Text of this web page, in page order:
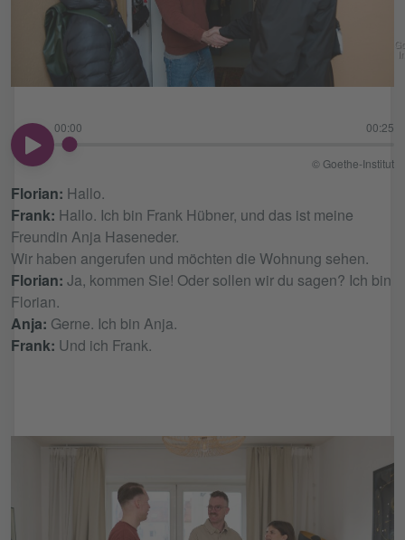
00:00 00:25
00:00
© Goethe-Institut
Florian: Hallo.
Frank: Hallo. Ich bin Frank Hübner, und das ist meine
Freundin Anja Haseneder.
Wir haben angerufen und möchten die Wohnung sehen.
Florian: Ja, kommen Sie! Oder sollen wir du sagen? Ich bin
Florian.
Anja: Gerne. Ich bin Anja.
Frank: Und ich Frank.